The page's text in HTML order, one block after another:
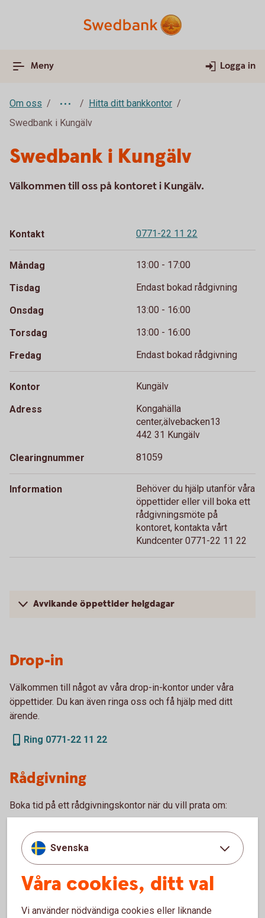
Meny Logga in
Om oss
Hitta ditt bankkontor
Swedbank i Kungälv
Swedbank i Kungälv
Välkommen till oss på kontoret i Kungälv.
Kontakt 0771-22 11 22
Måndag 13:00 - 17:00
Tisdag Endast bokad rådgivning
Onsdag 13:00 - 16:00
Torsdag 13:00 - 16:00
Fredag Endast bokad rådgivning
Kontor Kungälv
Adress
Kongahälla
center,älvebacken13
442 31 Kungälv
Clearingnummer 81059
Information
Behöver du hjälp utanför våra
öppettider eller vill boka ett
rådgivningsmöte på
kontoret, kontakta vårt
Kundcenter 0771-22 11 22
Avvikande öppettider helgdagar
Drop-in
Välkommen till något av våra drop-in-kontor under våra
öppettider. Du kan även ringa oss och få hjälp med ditt
ärende.
Ring 0771-22 11 22
Rådgivning
Boka tid på ett rådgivningskontor när du vill prata om:
Ditt och din familjs sparande och placeringar
Pension och personförsäkringar
Betalnings-, finansierings- och tjänstepensionslösningar
för ditt företag
Svenska
Våra cookies, ditt val
Vi använder nödvändiga cookies eller liknande